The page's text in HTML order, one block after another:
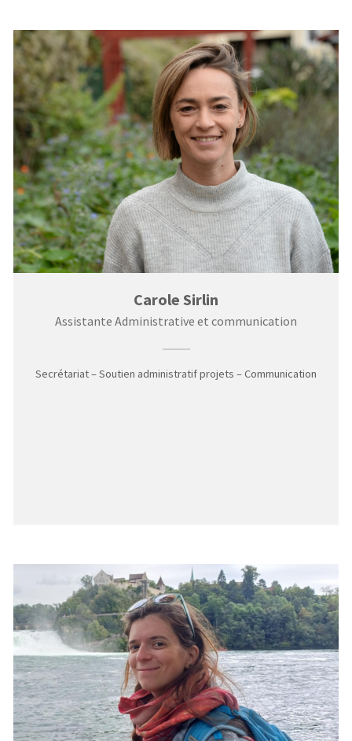
Carole Sirlin
Assistante Administrative et communication
Secrétariat – Soutien administratif projets – Communication